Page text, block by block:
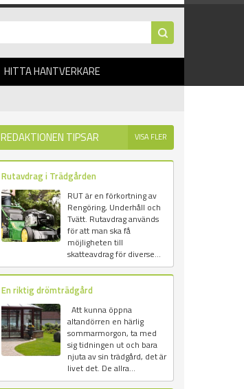
HITTA HANTVERKARE
REDAKTIONEN TIPSAR VISA FLER
Rutavdrag i Trädgården
RUT är en förkortning av
Rengöring, Underhåll och
Tvätt. Rutavdrag används
för att man ska få
möjligheten till
skatteavdrag för diverse...
En riktig drömträdgård
Att kunna öppna
altandörren en härlig
sommarmorgon, ta med
sig tidningen ut och bara
njuta av sin trädgård, det är
livet det. De allra...